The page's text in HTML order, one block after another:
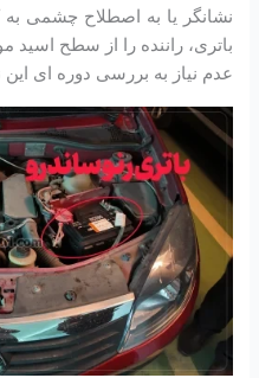
نشانگر یا به اصطلاح چشمی
باتری، راننده را از سطح اسید
عدم نیاز به بررسی دوره ای